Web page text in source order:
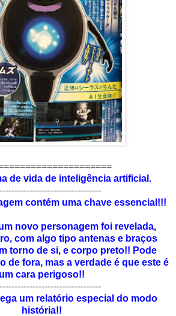
de vida de inteligência artificial.
contém uma chave essencial!!!
novo personagem foi revelada,
com algo tipo antenas e braços
torno de si, e corpo preto!! Pode
de fora, mas a verdade é que este é
um cara perigoso!!
um relatório especial do modo
história!!